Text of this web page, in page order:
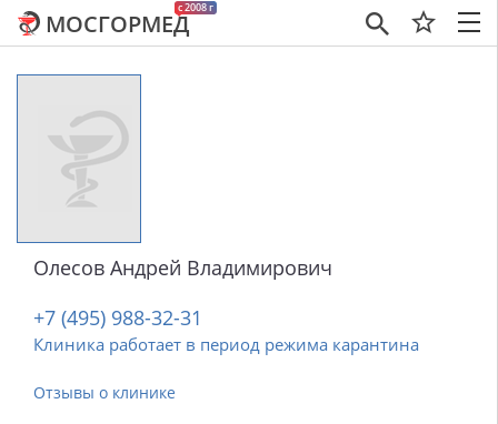
×
c 2008 г
МОСГОРМЕД
Олесов Андрей Владимирович
+7 (495) 988-32-31
Клиника работает в период режима карантина
Отзывы о клинике